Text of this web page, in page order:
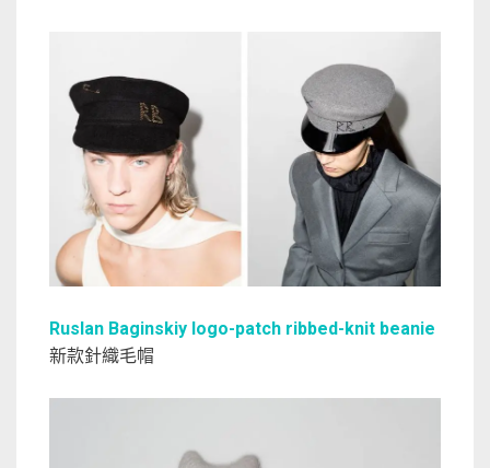
Ruslan Baginskiy logo-patch ribbed-knit beanie
新款針織毛帽